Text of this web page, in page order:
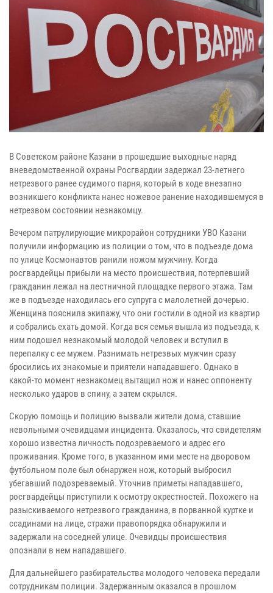
В Советском районе Казани в прошедшие выходные наряд
вневедомственной охраны Росгвардии задержал 23-летнего
нетрезвого ранее судимого парня, который в ходе внезапно
возникшего конфликта нанес ножевое ранение находившемуся в
нетрезвом состоянии незнакомцу.
Вечером патрулирующие микрорайон сотрудники УВО Казани
получили информацию из полиции о том, что в подъезде дома
по улице Космонавтов ранили ножом мужчину. Когда
росгвардейцы прибыли на место происшествия, потерпевший
гражданин лежал на лестничной площадке первого этажа. Там
же в подъезде находилась его супруга с малолетней дочерью.
Женщина пояснила экипажу, что они гостили в одной из квартир
и собрались ехать домой. Когда вся семья вышла из подъезда, к
ним подошел незнакомый молодой человек и вступил в
перепалку с ее мужем. Разнимать нетрезвых мужчин сразу
бросились их знакомые и приятели нападавшего. Однако в
какой-то момент незнакомец вытащил нож и нанес оппоненту
несколько ударов в спину, а затем скрылся.
Скорую помощь и полицию вызвали жители дома, ставшие
невольными очевидцами инцидента. Оказалось, что свидетелям
хорошо известна личность подозреваемого и адрес его
проживания. Кроме того, в указанном ими месте на дворовом
футбольном поле был обнаружен нож, который выбросил
убегавший подозреваемый. Уточнив приметы нападавшего,
росгвардейцы приступили к осмотру окрестностей. Похожего на
разыскиваемого нетрезвого гражданина, в порванной куртке и
ссадинами на лице, стражи правопорядка обнаружили и
задержали на соседней улице. Очевидцы происшествия
опознали в нем нападавшего.
Для дальнейшего разбирательства молодого человека передали
сотрудникам полиции. Задержанным оказался в прошлом